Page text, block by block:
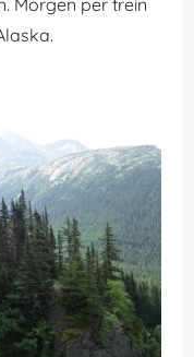
Morgen per trein